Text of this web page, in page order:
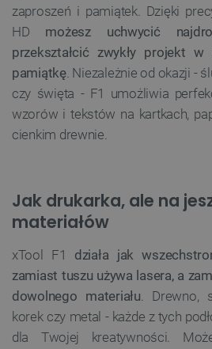
zaproszeń i pamiątek. Dzięki
HD możesz uchwycić
przekształcić zwykły projekt w
pamiątkę. Niezależnie od okazji -
czy święta - F1 umożliwia
wzorów i tekstów na kartkach,
cienkim drewnie.
Jak drukarka, ale na
materiałów
xTool F1 działa jak
zamiast tuszu używa lasera, a
dowolnego materiału. Drewno,
korek czy metal - każde z tych
dla Twojej kreatywności.